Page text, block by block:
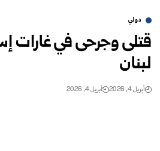
دولي
قتلى وجرحى في غارات
لبنان
أبريل 4, 2026 أبريل 4, 2026